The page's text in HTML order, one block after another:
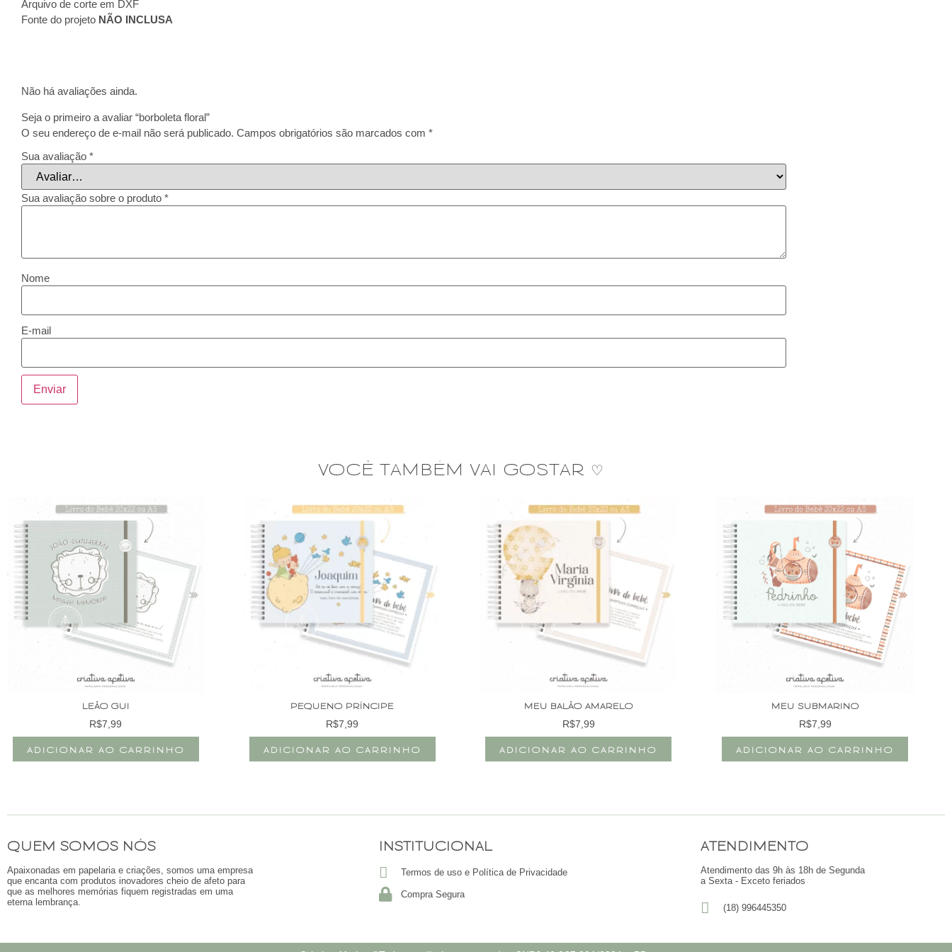
Arquivo de corte em DXF
Fonte do projeto NÃO INCLUSA
Não há avaliações ainda.
Seja o primeiro a avaliar “borboleta floral”
O seu endereço de e-mail não será publicado. Campos obrigatórios são marcados com *
Sua avaliação *
Sua avaliação sobre o produto *
Nome
E-mail
VOCÊ TAMBÉM VAI GOSTAR ♡
LEÃO GUI
R$7,99
ADICIONAR AO CARRINHO
PEQUENO PRÍNCIPE
R$7,99
ADICIONAR AO CARRINHO
MEU BALÃO AMARELO
R$7,99
ADICIONAR AO CARRINHO
MEU SUBMARINO
R$7,99
ADICIONAR AO CARRINHO
QUEM SOMOS NÓS
Apaixonadas em papelaria e criações, somos uma empresa
que encanta com produtos inovadores cheio de afeto para
que as melhores memórias fiquem registradas em uma
eterna lembrança.
INSTITUCIONAL
Termos de uso e Política de Privacidade
Compra Segura
ATENDIMENTO
Atendimento das 9h às 18h de Segunda
a Sexta - Exceto feriados
(18) 996445350